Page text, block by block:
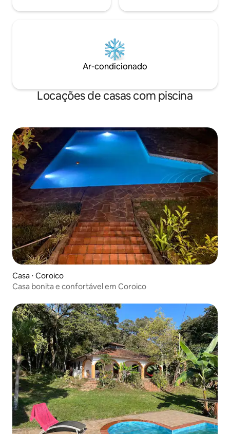
Ar-condicionado
Locações de casas com piscina
Casa ⋅ Coroico
Casa bonita e confortável em Coroico